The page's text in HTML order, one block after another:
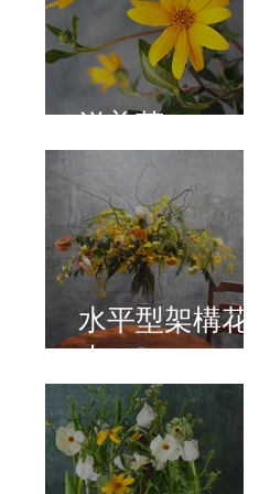
洋姜菊
水平型架構花
束